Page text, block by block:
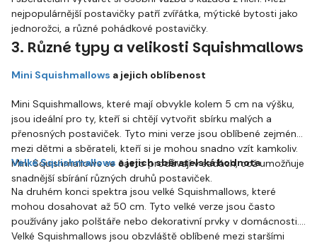
nejpopulárnější postavičky patří zvířátka, mýtické bytosti jako
jednorožci, a různé pohádkové postavičky.
3. Různé typy a velikosti Squishmallows
Mini Squishmallows a jejich oblíbenost
Mini Squishmallows, které mají obvykle kolem 5 cm na výšku,
jsou ideální pro ty, kteří si chtějí vytvořit sbírku malých a
přenosných postaviček. Tyto mini verze jsou oblíbené zejména
mezi dětmi a sběrateli, kteří si je mohou snadno vzít kamkoliv.
Mini Squishmallows se často prodávají v sadách, což umožňuje
snadnější sbírání různých druhů postaviček.
Velké Squishmallows a jejich sběratelská hodnota
Na druhém konci spektra jsou velké Squishmallows, které
mohou dosahovat až 50 cm. Tyto velké verze jsou často
používány jako polštáře nebo dekorativní prvky v domácnosti.
Velké Squishmallows jsou obzvláště oblíbené mezi staršími